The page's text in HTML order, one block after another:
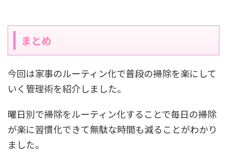
まとめ
今回は家事のルーティン化で普段の掃除を楽にして
いく管理術を紹介しました。
曜日別で掃除をルーティン化することで毎日の掃除
が楽に習慣化できて無駄な時間も減ることがわかり
ました。